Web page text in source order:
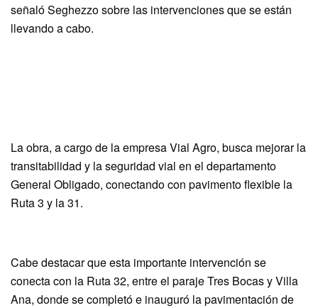
señaló Seghezzo sobre las intervenciones que se están
llevando a cabo.
La obra, a cargo de la empresa Vial Agro, busca mejorar la
transitabilidad y la seguridad vial en el departamento
General Obligado, conectando con pavimento flexible la
Ruta 3 y la 31.
Cabe destacar que esta importante intervención se
conecta con la Ruta 32, entre el paraje Tres Bocas y Villa
Ana, donde se completó e inauguró la pavimentación de